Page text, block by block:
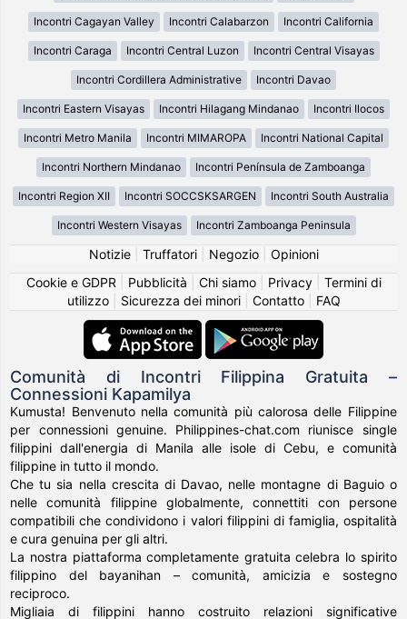
Incontri Cagayan Valley Incontri Calabarzon Incontri California
Incontri Caraga Incontri Central Luzon Incontri Central Visayas
Incontri Cordillera Administrative Incontri Davao
Incontri Eastern Visayas Incontri Hilagang Mindanao Incontri Ilocos
Incontri Metro Manila Incontri MIMAROPA Incontri National Capital
Incontri Northern Mindanao Incontri Península de Zamboanga
Incontri Region XII Incontri SOCCSKSARGEN Incontri South Australia
Incontri Western Visayas Incontri Zamboanga Peninsula
Notizie| Truffatori| Negozio| Opinioni
Cookie e GDPR
Pubblicità Chi siamo| Privacy| Termini di
utilizzo| Sicurezza dei minori| Contatto| FAQ
Comunità di Incontri Filippina Gratuita –
Connessioni Kapamilya
Kumusta! Benvenuto nella comunità più calorosa delle Filippine
per connessioni genuine. Philippines-chat.com riunisce single
filippini dall'energia di Manila alle isole di Cebu, e comunità
filippine in tutto il mondo.
Che tu sia nella crescita di Davao, nelle montagne di Baguio o
nelle comunità filippine globalmente, connettiti con persone
compatibili che condividono i valori filippini di famiglia, ospitalità
e cura genuina per gli altri.
La nostra piattaforma completamente gratuita celebra lo spirito
filippino del bayanihan – comunità, amicizia e sostegno
reciproco.
Migliaia di filippini hanno costruito relazioni significative